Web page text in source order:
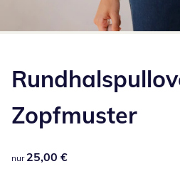
Zopfmuster
25,00 €
nur 25,00 €